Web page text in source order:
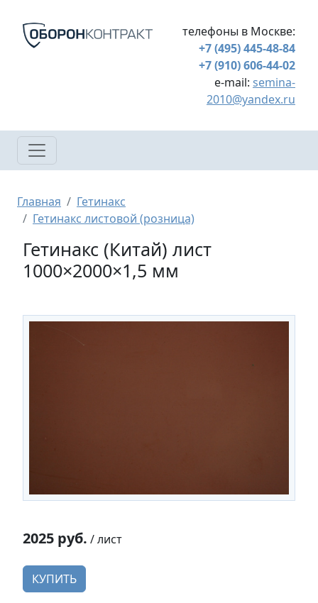
телефоны в Москве:
+7 (495) 445-48-84
+7 (910) 606-44-02
e-mail: semina-
2010@yandex.ru
Строка навигации
Главная
Гетинакс
Гетинакс листовой (розница)
Гетинакс (Китай) лист
1000×2000×1,5 мм
2025 руб. / лист
КУПИТЬ